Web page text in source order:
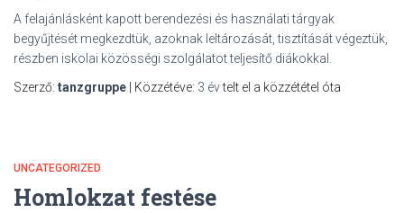
A felajánlásként kapott berendezési és használati tárgyak
begyűjtését megkezdtük, azoknak leltározását, tisztítását végeztük,
részben iskolai közösségi szolgálatot teljesítő diákokkal.
Szerző: tanzgruppe | Közzétéve: 3 évtelt el a közzététel óta
UNCATEGORIZED
Homlokzat festése